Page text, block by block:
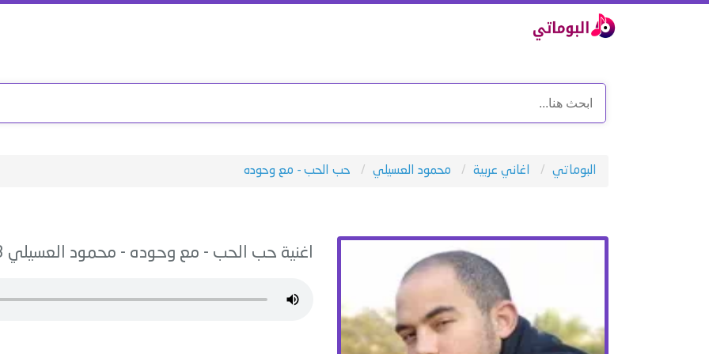
البوماتي اغاني عربية محمود العسيلي حب الحب - مع وحوده
اغنية حب الحب - مع وحوده - محمود العسيلي